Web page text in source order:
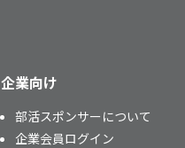
企業向け
部活スポンサーについて
企業会員ログイン